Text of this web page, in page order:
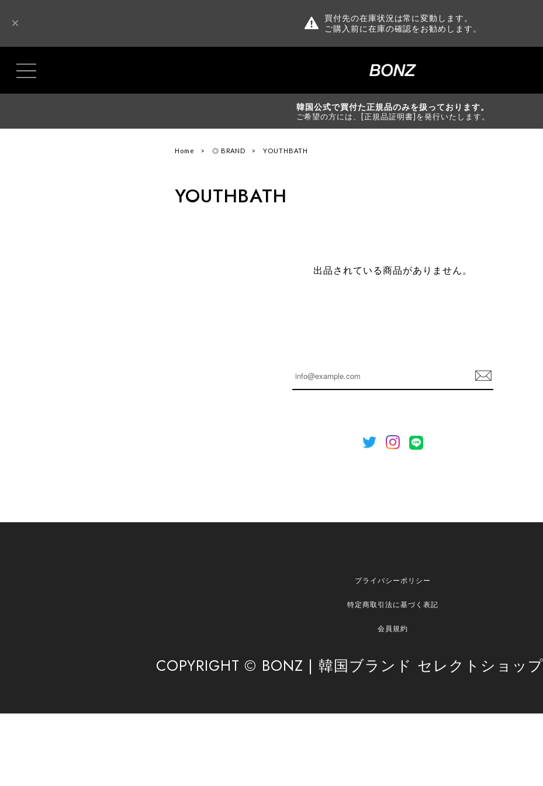
買付先の在庫状況は常に変動します。
ご購入前に在庫の確認をお勧めします。
韓国公式で買付た正規品のみを扱っております。
ご希望の方には、[正規品証明書]を発行いたします。
Home ◎ BRAND YOUTHBATH
YOUTHBATH
出品されている商品がありません。
登
録
プライバシーポリシー
特定商取引法に基づく表記
会員規約
COPYRIGHT © BONZ | 韓国ブランド セレクトショッ